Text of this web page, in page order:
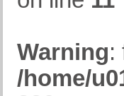
Warning:
/home/